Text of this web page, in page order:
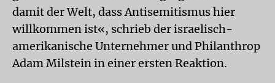
damit der Welt, dass Antisemitismus hier
willkommen ist«, schrieb der israelisch-
amerikanische Unternehmer und Philanthrop
Adam Milstein in einer ersten Reaktion.